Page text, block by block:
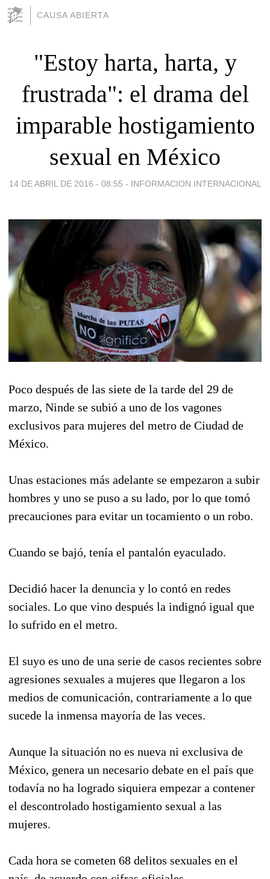
CAUSA ABIERTA
"Estoy harta, harta, y
frustrada": el drama del
imparable hostigamiento
sexual en México
14 DE ABRIL DE 2016 - 08:55 - INFORMACION INTERNACIONAL
Poco después de las siete de la tarde del 29 de
marzo, Ninde se subió a uno de los vagones
exclusivos para mujeres del metro de Ciudad de
México.
Unas estaciones más adelante se empezaron a subir
hombres y uno se puso a su lado, por lo que tomó
precauciones para evitar un tocamiento o un robo.
Cuando se bajó, tenía el pantalón eyaculado.
Decidió hacer la denuncia y lo contó en redes
sociales. Lo que vino después la indignó igual que
lo sufrido en el metro.
El suyo es uno de una serie de casos recientes sobre
agresiones sexuales a mujeres que llegaron a los
medios de comunicación, contrariamente a lo que
sucede la inmensa mayoría de las veces.
Aunque la situación no es nueva ni exclusiva de
México, genera un necesario debate en el país que
todavía no ha logrado siquiera empezar a contener
el descontrolado hostigamiento sexual a las
mujeres.
Cada hora se cometen 68 delitos sexuales en el